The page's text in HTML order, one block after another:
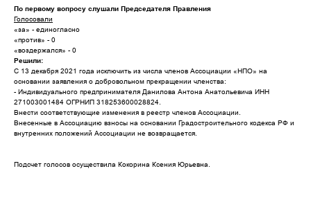
По первому вопросу слушали Председателя Правления
Голосовали
«за» - единогласно
«против» - 0
«воздержался» - 0
Решили:
С 13 декабря 2021 года исключить из числа членов Ассоциации «НПО» на
основании заявления о добровольном прекращении членства:
- Индивидуального предпринимателя Данилова Антона Анатольевича ИНН
271003001484 ОГРНИП 318253600028824.
Внести соответствующие изменения в реестр членов Ассоциации.
Внесенные в Ассоциацию взносы на основании Градостроительного кодекса РФ и
внутренних положений Ассоциации не возвращается.
Подсчет голосов осуществила Кокорина Ксения Юрьевна.